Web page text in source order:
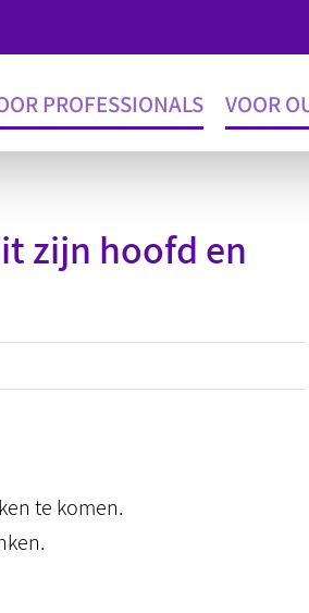
PROFESSIONALS VOOR
zijn hoofd en
te komen.